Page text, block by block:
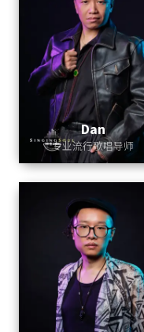
Dan
专业流行歌唱导师